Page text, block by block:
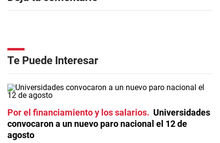
Te Puede Interesar
Por el financiamiento y los salarios
Universidades
convocaron a un nuevo paro nacional el 12 de
agosto